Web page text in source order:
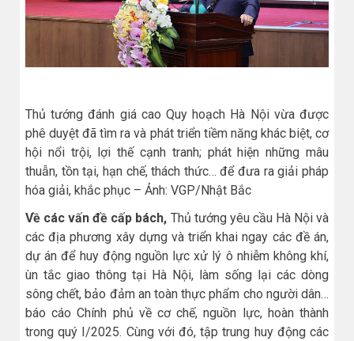
Thủ tướng đánh giá cao Quy hoạch Hà Nội vừa được
phê duyệt đã tìm ra và phát triển tiềm năng khác biệt, cơ
hội nổi trội, lợi thế cạnh tranh; phát hiện những mâu
thuẫn, tồn tại, hạn chế, thách thức… để đưa ra giải pháp
hóa giải, khắc phục – Ảnh: VGP/Nhật Bắc
Về các vấn đề cấp bách, Thủ tướng yêu cầu Hà Nội và
các địa phương xây dựng và triển khai ngay các đề án,
dự án để huy động nguồn lực xử lý ô nhiễm không khí,
ùn tắc giao thông tại Hà Nội, làm sống lại các dòng
sông chết, bảo đảm an toàn thực phẩm cho người dân…
báo cáo Chính phủ về cơ chế, nguồn lực, hoàn thành
trong quý I/2025. Cùng với đó, tập trung huy động các